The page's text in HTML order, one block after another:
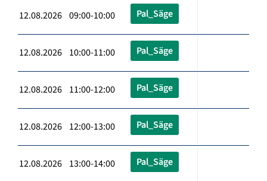
12.08.2026 09:00-10:00 Pal_Säge
12.08.2026 10:00-11:00 Pal_Säge
12.08.2026 11:00-12:00 Pal_Säge
12.08.2026 12:00-13:00 Pal_Säge
12.08.2026 13:00-14:00 Pal_Säge